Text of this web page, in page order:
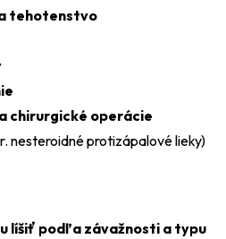
tehotenstvo
chirurgické operácie
nesteroidné protizápalové lieky)
líšiť podľa závažnosti a typu